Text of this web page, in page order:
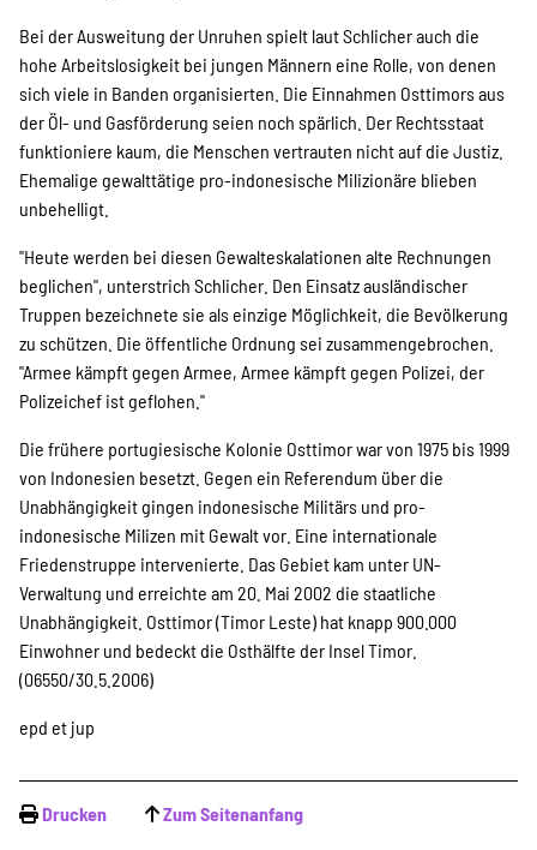
Kontakt
english
Indonesian
Suche
Bei der Ausweitung der Unruhen spielt laut Schlicher auch die
hohe Arbeitslosigkeit bei jungen Männern eine Rolle, von denen
sich viele in Banden organisierten. Die Einnahmen Osttimors aus
der Öl- und Gasförderung seien noch spärlich. Der Rechtsstaat
funktioniere kaum, die Menschen vertrauten nicht auf die Justiz.
Ehemalige gewalttätige pro-indonesische Milizionäre blieben
unbehelligt.
"Heute werden bei diesen Gewalteskalationen alte Rechnungen
beglichen", unterstrich Schlicher. Den Einsatz ausländischer
Truppen bezeichnete sie als einzige Möglichkeit, die Bevölkerung
zu schützen. Die öffentliche Ordnung sei zusammengebrochen.
"Armee kämpft gegen Armee, Armee kämpft gegen Polizei, der
Polizeichef ist geflohen."
Die frühere portugiesische Kolonie Osttimor war von 1975 bis 1999
von Indonesien besetzt. Gegen ein Referendum über die
Unabhängigkeit gingen indonesische Militärs und pro-
indonesische Milizen mit Gewalt vor. Eine internationale
Friedenstruppe intervenierte. Das Gebiet kam unter UN-
Verwaltung und erreichte am 20. Mai 2002 die staatliche
Unabhängigkeit. Osttimor (Timor Leste) hat knapp 900.000
Einwohner und bedeckt die Osthälfte der Insel Timor.
(06550/30.5.2006)
epd et jup
Drucken Zum Seitenanfang